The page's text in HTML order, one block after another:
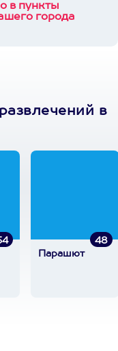
в пункты
города
в
48
Парашют